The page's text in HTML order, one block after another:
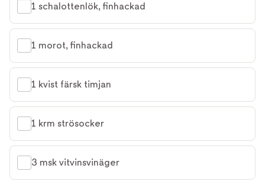
1 schalottenlök, finhackad
1 morot, finhackad
1 kvist färsk timjan
1 krm strösocker
3 msk vitvinsvinäger